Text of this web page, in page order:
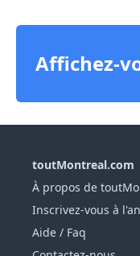
Affichez-
toutMontreal.com
À propos de
Inscrivez-vous à
Aide / Faq